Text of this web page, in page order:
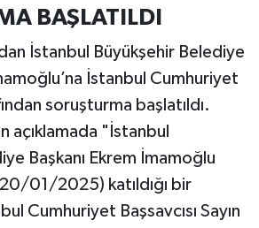
BAŞLATILDI
İstanbul Büyükşehir Belediye
İstanbul Cumhuriyet
soruşturma başlatıldı.
açıklamada "İstanbul
Başkanı Ekrem İmamoğlu
01/2025) katıldığı bir
Cumhuriyet Başsavcısı Sayın